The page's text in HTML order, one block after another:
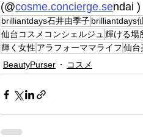
(@cosme.concierge.sendai )
brilliantdays石井由季子brilliantdays
仙台コスメコンシェルジュ 輝ける場
輝く女性 アラフォーママライフ仙台
BeautyPurser
コスメ